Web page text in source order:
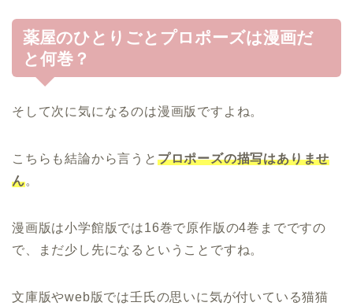
薬屋のひとりごとプロポーズは漫画だ
と何巻？
そして次に気になるのは漫画版ですよね。
こちらも結論から言うと プロポーズの描写はありませ
ん。
漫画版は小学館版では16巻で原作版の4巻までですの
で、まだ少し先になるということですね。
文庫版やweb版では壬氏の思いに気が付いている猫猫